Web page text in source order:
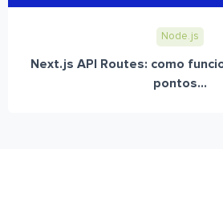
Node.js
Next.js API Routes: como
pontos...